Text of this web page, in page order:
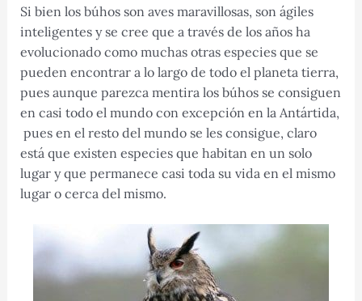
Si bien los búhos son aves maravillosas, son ágiles
inteligentes y se cree que a través de los años ha
evolucionado como muchas otras especies que se
pueden encontrar a lo largo de todo el planeta tierra,
pues aunque parezca mentira los búhos se consiguen
en casi todo el mundo con excepción en la Antártida,
pues en el resto del mundo se les consigue, claro
está que existen especies que habitan en un solo
lugar y que permanece casi toda su vida en el mismo
lugar o cerca del mismo.